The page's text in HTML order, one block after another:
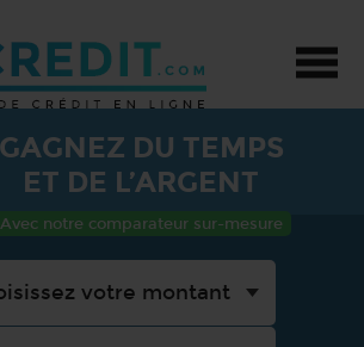
CRÉDIT - TOUS PROJETS
CRÉDIT TRAVAUX
GAGNEZ DU TEMPS
ET DE L’ARGENT
Avec notre comparateur sur-mesure